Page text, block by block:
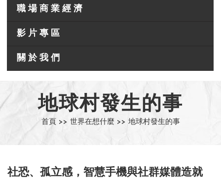
職場商業經濟
影片專區
關於我們
地球村發生的事
首頁 >> 世界在想什麼 >> 地球村發生的事
社恐、孤立感，智慧手機與社群媒體造就